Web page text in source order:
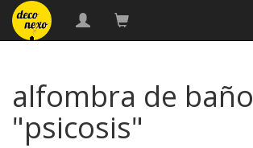
alfombra de baño
"psicosis"